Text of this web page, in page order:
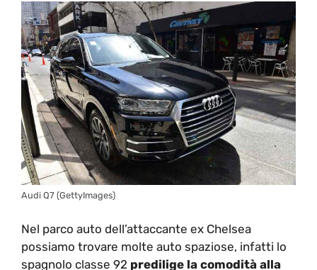
Audi Q7 (GettyImages)
Nel parco auto dell’attaccante ex Chelsea
possiamo trovare molte auto spaziose, infatti lo
spagnolo classe 92 predilige la comodità alla